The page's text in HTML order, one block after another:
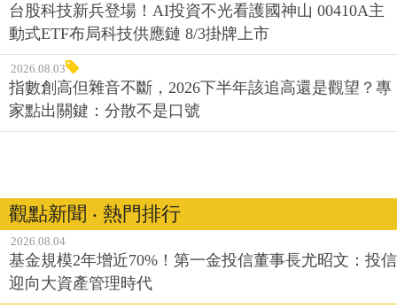
台股科技新兵登場！AI投資不光看護國神山 00410A主
動式ETF布局科技供應鏈 8/3掛牌上市
2026.08.03
指數創高但雜音不斷，2026下半年該追高還是觀望？專
家點出關鍵：分散不是口號
觀點新聞 ‧ 熱門排行
2026.08.04
基金規模2年增近70%！第一金投信董事長尤昭文：投信
迎向大資產管理時代